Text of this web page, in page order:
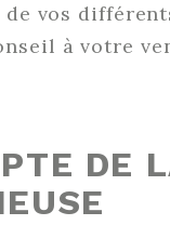
vos
à votre
DE